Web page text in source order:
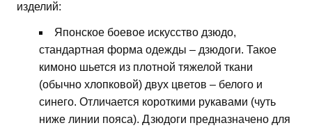
изделий:
Японское боевое искусство дзюдо,
стандартная форма одежды – дзюдоги. Такое
кимоно шьется из плотной тяжелой ткани
(обычно хлопковой) двух цветов – белого и
синего. Отличается короткими рукавами (чуть
ниже линии пояса). Дзюдоги предназначено для